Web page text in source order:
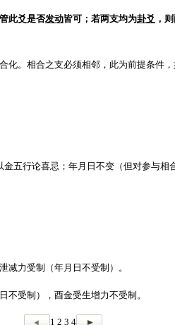
此爻是否发动皆可；若两支均为卦爻 ，
化。相合之支必须相邻，此为前提条件
五行论喜忌；年月日不变（但对参与相
减力受制（年月日不受制）。
不受制），酉金受生增力不受制。
1 2 3 4